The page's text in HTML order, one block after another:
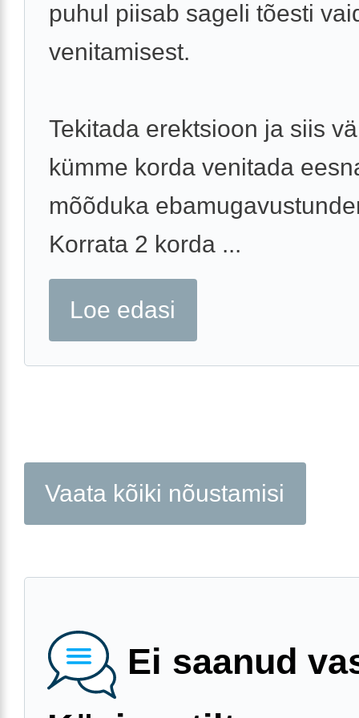
puhul piisab sageli tõesti
venitamisest.
Tekitada erektsioon ja siis
kümme korda venitada
mõõduka
Korrata 2 korda ...
Loe edasi
Vaata kõiki nõustamisi
Ei saanud